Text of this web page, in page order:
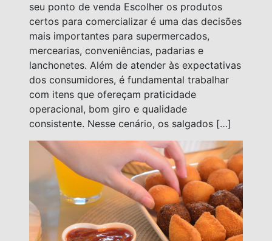
seu ponto de venda Escolher os produtos
certos para comercializar é uma das decisões
mais importantes para supermercados,
mercearias, conveniências, padarias e
lanchonetes. Além de atender às expectativas
dos consumidores, é fundamental trabalhar
com itens que ofereçam praticidade
operacional, bom giro e qualidade
consistente. Nesse cenário, os salgados […]